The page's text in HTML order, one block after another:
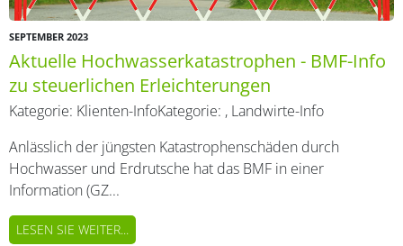
SEPTEMBER 2023
Aktuelle Hochwasserkatastrophen - BMF-Info
zu steuerlichen Erleichterungen
Kategorie: Klienten-InfoKategorie: , Landwirte-Info
Anlässlich der jüngsten Katastrophenschäden durch
Hochwasser und Erdrutsche hat das BMF in einer
Information (GZ...
LESEN SIE WEITER...